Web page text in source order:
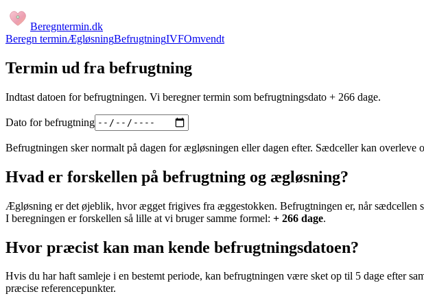
Beregntermin.dk
Beregn terminÆgløsningBefrugtningIVFOmvendt
Termin ud fra befrugtning
Indtast datoen for befrugtningen. Vi beregner termin som befrugtningsdato + 266 dage.
Dato for befrugtning
Befrugtningen sker normalt på dagen for ægløsningen eller dagen efter. Sædceller kan overleve
Hvad er forskellen på befrugtning og ægløsning?
Ægløsning er det øjeblik, hvor ægget frigives fra æggestokken. Befrugtningen er, når sædcellen
I beregningen er forskellen så lille at vi bruger samme formel: + 266 dage.
Hvor præcist kan man kende befrugtningsdatoen?
Hvis du har haft samleje i en bestemt periode, kan befrugtningen være sket op til 5 dage efter
præcise referencepunkter.